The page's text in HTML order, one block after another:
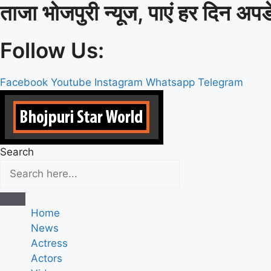
Skip
to
ताजा भोजपुरी न्यूज, पाएं हर दिन
Follow Us:
Facebook Youtube Instagram Whatsapp Telegram
Search
Home
News
Actress
Actors